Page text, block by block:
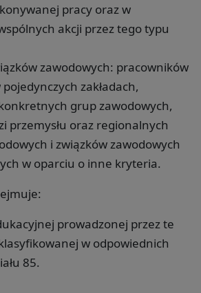
pracy oraz w
akcji przez tego typu
zawodowych: pracowników
zakładach,
grup zawodowych,
przemysłu oraz regionalnych
i związków zawodowych
w oparciu o inne kryteria.
prowadzonej przez te
w odpowiednich
85.